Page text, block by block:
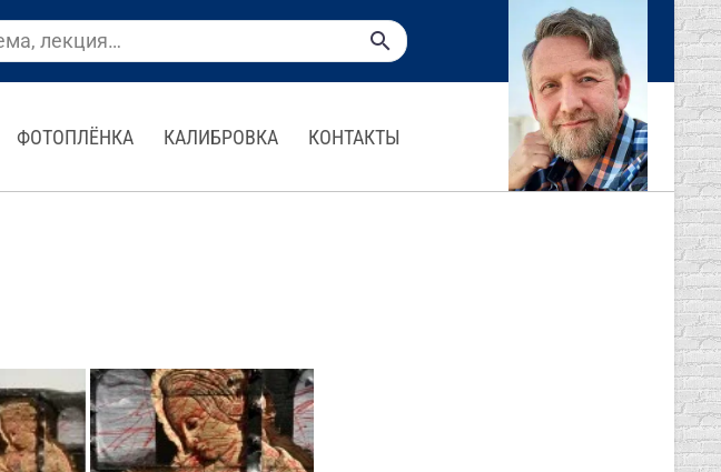
ФОТОПЛЁНКА КАЛИБРОВКА КОНТАКТЫ